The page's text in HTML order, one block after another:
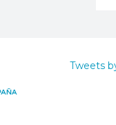
Tweets